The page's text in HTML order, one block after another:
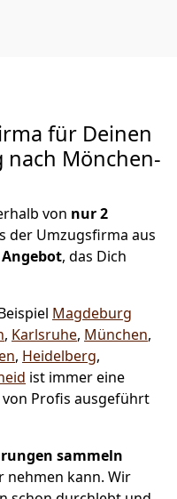
für Deinen
nach Mönchen­
von nur 2
der Umzugsfirma aus
, das Dich
Magdeburg
, Karlsruhe, München,
, Heidelberg,
ist immer eine
Profis ausgeführt
sammeln
nehmen kann. Wir